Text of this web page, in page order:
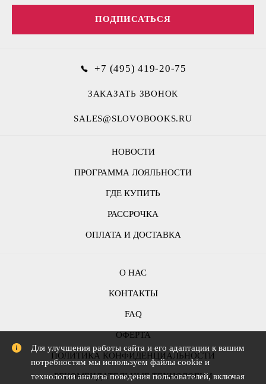
НОВОСТИ
ПРОГРАММА ЛОЯЛЬНОСТИ
ГДЕ КУПИТЬ
РАССРОЧКА
ОПЛАТА И ДОСТАВКА
ПОДПИСАТЬСЯ
О НАС
КОНТАКТЫ
FAQ
ОФЕРТА
ПОЛИТИКА КОНФИДЕНЦИАЛЬНОСТИ
РЕКОМЕНДАТЕЛЬНЫЕ ТЕХНОЛОГИИ
+7 (495) 419-20-75
ЗАКАЗАТЬ ЗВОНОК
SALES@SLOVOBOOKS.RU
Для улучшения работы сайта и его адаптации к вашим
потребностям мы используем файлы cookie и
технологии анализа поведения пользователей, включая